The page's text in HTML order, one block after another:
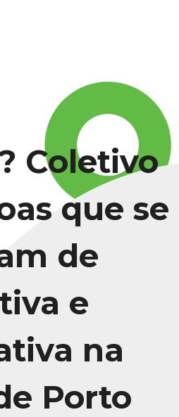
Coletivo
que se
de
e
na
Porto